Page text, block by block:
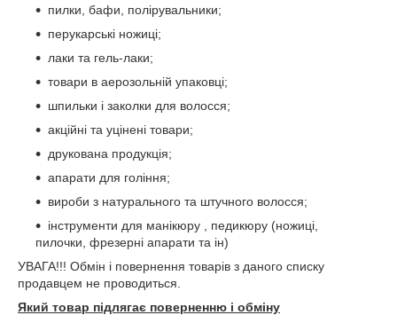
пилки, бафи, полірувальники;
перукарські ножиці;
лаки та гель-лаки;
товари в аерозольній упаковці;
шпильки і заколки для волосся;
акційні та уцінені товари;
друкована продукція;
апарати для гоління;
вироби з натурального та штучного волосся;
інструменти для манікюру , педикюру (ножиці,
пилочки, фрезерні апарати та ін)
УВАГА!!! Обмін і повернення товарів з даного списку
продавцем не проводиться.
Який товар підлягає поверненню і обміну